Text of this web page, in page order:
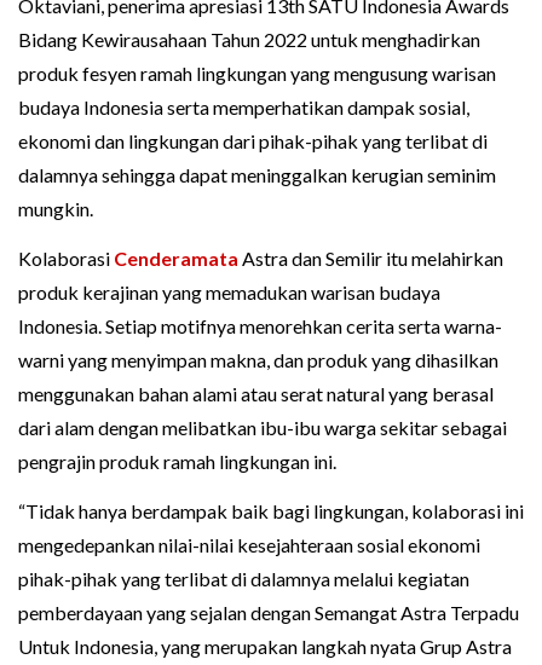
Oktaviani, penerima apresiasi 13th SATU Indonesia Awards
Bidang Kewirausahaan Tahun 2022 untuk menghadirkan
produk fesyen ramah lingkungan yang mengusung warisan
budaya Indonesia serta memperhatikan dampak sosial,
ekonomi dan lingkungan dari pihak-pihak yang terlibat di
dalamnya sehingga dapat meninggalkan kerugian seminim
mungkin.
Kolaborasi Cenderamata Astra dan Semilir itu melahirkan
produk kerajinan yang memadukan warisan budaya
Indonesia. Setiap motifnya menorehkan cerita serta warna-
warni yang menyimpan makna, dan produk yang dihasilkan
menggunakan bahan alami atau serat natural yang berasal
dari alam dengan melibatkan ibu-ibu warga sekitar sebagai
pengrajin produk ramah lingkungan ini.
“Tidak hanya berdampak baik bagi lingkungan, kolaborasi ini
mengedepankan nilai-nilai kesejahteraan sosial ekonomi
pihak-pihak yang terlibat di dalamnya melalui kegiatan
pemberdayaan yang sejalan dengan Semangat Astra Terpadu
Untuk Indonesia, yang merupakan langkah nyata Grup Astra